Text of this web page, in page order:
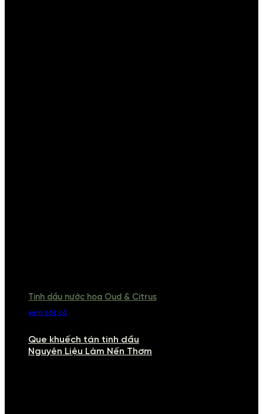
Tinh dầu nước hoa Oud & Citrus
xem tất cả
Que khuếch tán tinh dầu
Nguyên Liệu Làm Nến Thơm